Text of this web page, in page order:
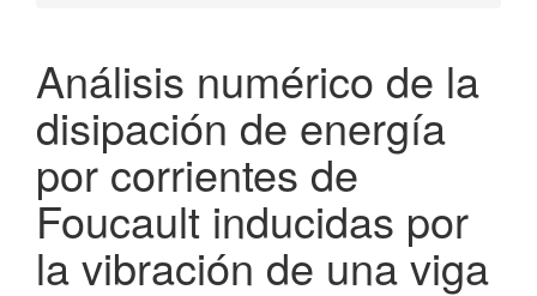
Análisis numérico de la
disipación de energía
por corrientes de
Foucault inducidas por
la vibración de una viga